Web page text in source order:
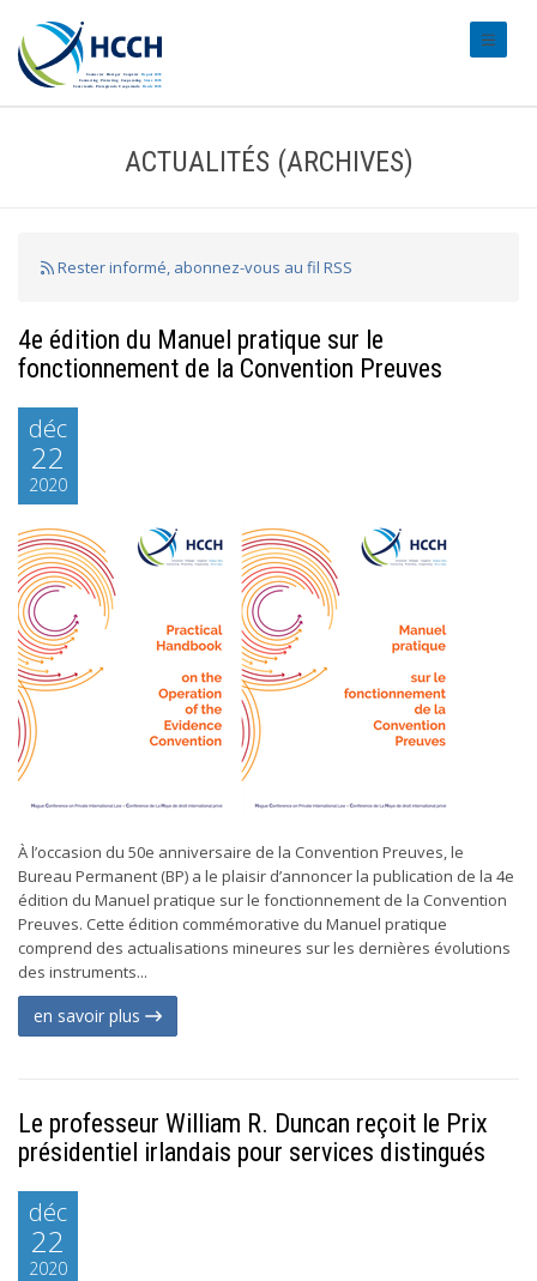
ACTUALITÉS (ARCHIVES)
Rester informé, abonnez-vous au fil RSS
4e édition du Manuel pratique sur le
fonctionnement de la Convention Preuves
déc
22
2020
À l’occasion du 50e anniversaire de la Convention Preuves, le
Bureau Permanent (BP) a le plaisir d’annoncer la publication de la 4e
édition du Manuel pratique sur le fonctionnement de la Convention
Preuves. Cette édition commémorative du Manuel pratique
comprend des actualisations mineures sur les dernières évolutions
des instruments...
en savoir plus
Le professeur William R. Duncan reçoit le Prix
présidentiel irlandais pour services distingués
déc
22
2020